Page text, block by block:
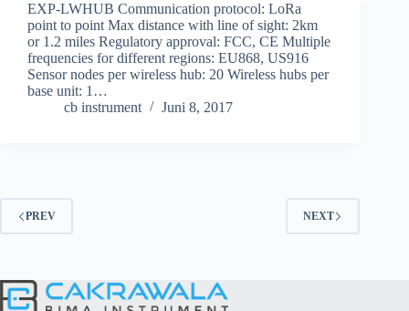
EXP-LWHUB Communication protocol: LoRa
point to point Max distance with line of sight: 2km
or 1.2 miles Regulatory approval: FCC, CE Multiple
frequencies for different regions: EU868, US916
Sensor nodes per wireless hub: 20 Wireless hubs per
base unit: 1…
cb instrument
Juni 8, 2017
PREV NEXT